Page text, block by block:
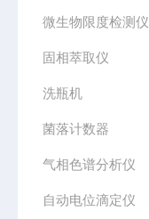
微生物限度检测仪
固相萃取仪
洗瓶机
菌落计数器
气相色谱分析仪
自动电位滴定仪